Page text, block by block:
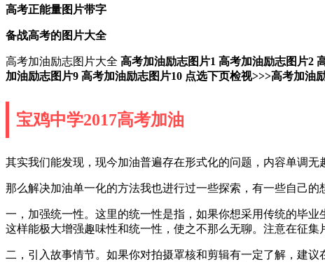
高考正能量图片带字
备战高考的图片大全
高考加油励志图片大全 高考加油励志图片1 高考加油励志图片2
加油励志图片9 高考加油励志图片10 点选下页检视>>>高考加油
宝鸡中学2017高考加油
其实我们能发现，现今加油普遍存在形式化的问题，内容单调
那么解决加油单一化的方法我也进行过一些探索，有一些自己的
一，加强统一性。这里的统一性是指，如果你想采用传统的毕
这样能极大增强趣味性和统一性，使之不那么无聊。注意在征集
二，引入故事情节。如果你对拍摄罩核和剪辑有一定了解，建